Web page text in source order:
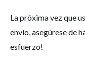
La próxima vez que
envío, asegúrese de
esfuerzo!